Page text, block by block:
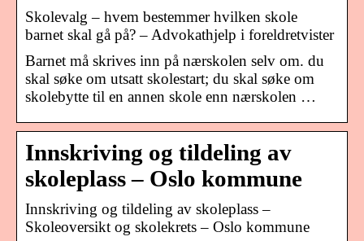
Skolevalg – hvem bestemmer hvilken skole
barnet skal gå på? – Advokathjelp i foreldretvister
Barnet må skrives inn på nærskolen selv om. du
skal søke om utsatt skolestart; du skal søke om
skolebytte til en annen skole enn nærskolen …
Innskriving og tildeling av
skoleplass – Oslo kommune
Innskriving og tildeling av skoleplass –
Skoleoversikt og skolekrets – Oslo kommune